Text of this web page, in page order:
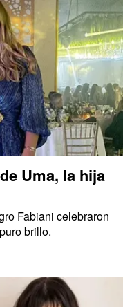
Uma, la hija
Fabiani celebraron
brillo.